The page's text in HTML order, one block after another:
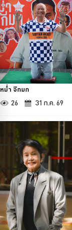
หม่ำ จ๊กมก
26 31 ก.ค. 69